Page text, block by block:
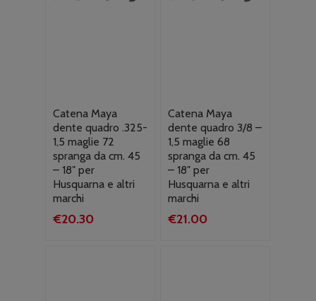
Catena Maya
dente quadro .325-
1,5 maglie 72
spranga da cm. 45
– 18″ per
Husquarna e altri
marchi
€20.30
Catena Maya
dente quadro 3/8 –
1,5 maglie 68
spranga da cm. 45
– 18″ per
Husquarna e altri
marchi
€21.00